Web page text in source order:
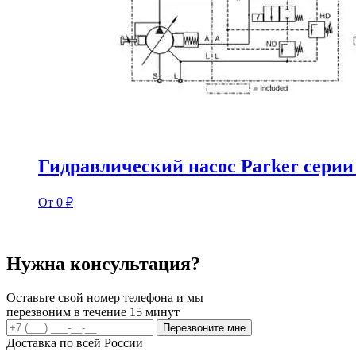
Гидравлический насос Parker
От 0 ₽
Нужна консультация?
Оставьте свой номер телефона и мы
перезвоним в течение 15 минут
Перезвоните мне
Доставка по всей России